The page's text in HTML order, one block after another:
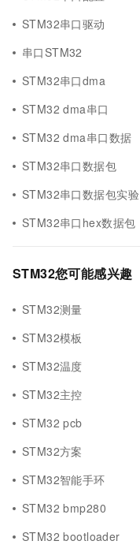
STM32串口驱动
串口STM32
STM32串口dma
STM32 dma串口
STM32 dma串口数据
STM32串口数据包
STM32串口数据包实验
STM32串口hex数据包
STM32您可能感兴趣
STM32测量
STM32模板
STM32温度
STM32主控
STM32 pcb
STM32方案
STM32智能手环
STM32 bmp280
STM32 bootloader